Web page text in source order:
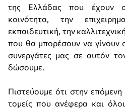
της Ελλάδας που έχουν
κοινότητα, την
εκπαιδευτική, την
που θα μπορέσουν να γίνουν
συνεργάτες μας σε αυτόν
δώσουμε.
Πιστεύουμε ότι στην
τομείς που ανέφερα και